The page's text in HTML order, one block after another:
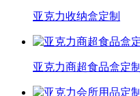
亚克力收纳盒定制
亚克力商超食品盒定制